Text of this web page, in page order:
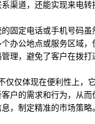
渠道，还能实现来电
固定电话或手机号码
办公地点或服务区域
理，避免了客户在拨打
仅仅体现在便利性上，
户的需求和行为，从
，制定精准的市场策略